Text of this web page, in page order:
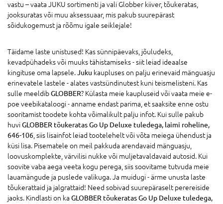
vastu – vaata JUKU sortimenti ja vali Globber kiiver, tõukeratas,
jooksuratas või muu aksessuaar, mis pakub suurepärast
sõidukogemust ja rõõmu igale seiklejale!
Täidame laste unistused! Kas sünnipäevaks, jõuludeks,
kevadpühadeks või muuks tähistamiseks - siit leiad ideaalse
kingituse oma lapsele.Juku kaupluses on palju erinevaid mänguasju
erinevatele lastele - alates vastsündinutest kuni teismelisteni. Kas
sulle meeldibGLOBBER? Külasta meie kaupluseid või vaata meie e-
poe veebikataloogi - anname endast parima, et saaksite enne ostu
sooritamist toodete kohta võimalikult palju infot. Kui sulle pakub
huviGLOBBER tõukeratas Go Up Deluxe tuledega, laimi roheline,
646-106, siis lisainfot leiad tootelehelt või võta meiega ühendust ja
küsi lisa. Pisematele on meil pakkuda arendavaid mänguasju,
loovuskomplekte, värvilisi nukke või muljetavaldavaid autosid. Kui
soovite vaba aega veeta kogu perega, siis soovitame tutvuda meie
lauamängude ja puslede valikuga. Ja muidugi - ärme unusta laste
tõukerattaid ja jalgrattaid! Need sobivad suurepäraselt perereiside
jaoks. Kindlasti on ka GLOBBER tõukeratas Go Up Deluxe tuledega,